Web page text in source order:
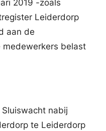
2019 -zoals
Leiderdorp
aan de
medewerkers belast
nabij
te Leiderdorp